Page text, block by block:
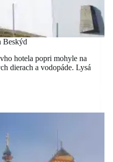
Beskýd
hotela popri mohyle na
dierach a vodopáde. Lysá